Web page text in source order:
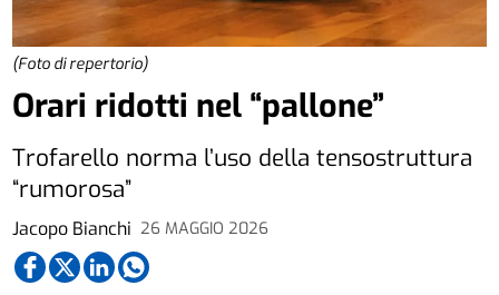
(Foto di repertorio)
Jacopo Bianchi 26 MAGGIO 2026
Orari ridotti nel “pallone”
Trofarello norma l’uso della tensostruttura
“rumorosa”